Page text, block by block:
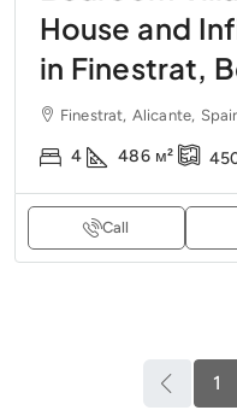
House and
in Finestrat,
Finestrat, Alicante,
4 486 м²
Call
1